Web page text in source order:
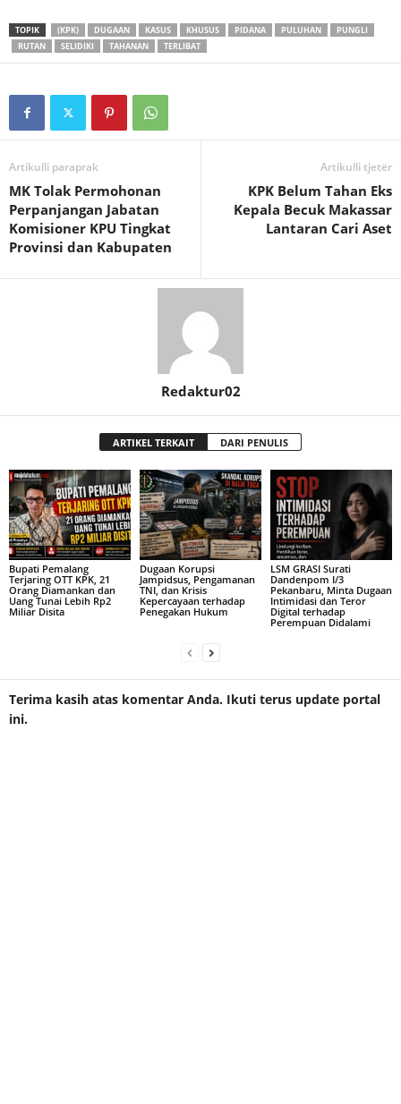
TOPIK (KPK) DUGAAN KASUS KHUSUS PIDANA PULUHAN
PUNGLI
RUTAN
SELIDIKI TAHANAN TERLIBAT
Artikulli paraprak
MK Tolak Permohonan
Perpanjangan Jabatan
Komisioner KPU Tingkat
Provinsi dan Kabupaten
Artikulli tjetër
KPK Belum Tahan Eks
Kepala Becuk Makassar
Lantaran Cari Aset
Redaktur02
ARTIKEL TERKAIT DARI PENULIS
Bupati Pemalang
Terjaring OTT KPK, 21
Orang Diamankan dan
Uang Tunai Lebih Rp2
Miliar Disita
Dugaan Korupsi
Jampidsus, Pengamanan
TNI, dan Krisis
Kepercayaan terhadap
Penegakan Hukum
LSM GRASI Surati
Dandenpom I/3
Pekanbaru, Minta Dugaan
Intimidasi dan Teror
Digital terhadap
Perempuan Didalami
Terima kasih atas komentar Anda. Ikuti terus update portal
ini.